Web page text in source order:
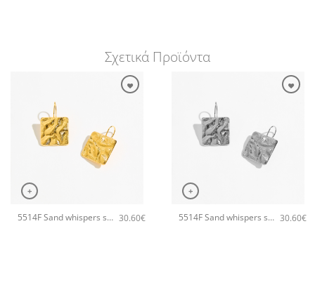
Σχετικά Προϊόντα
+
5514F Sand whispers small χειροποίητα σκουλαρίκια Catherine bijoux Χρυσό 30.60€
+
5514F Sand whispers small χειροποίητα σκουλαρίκια Catherine bijoux Ασημί 30.60€